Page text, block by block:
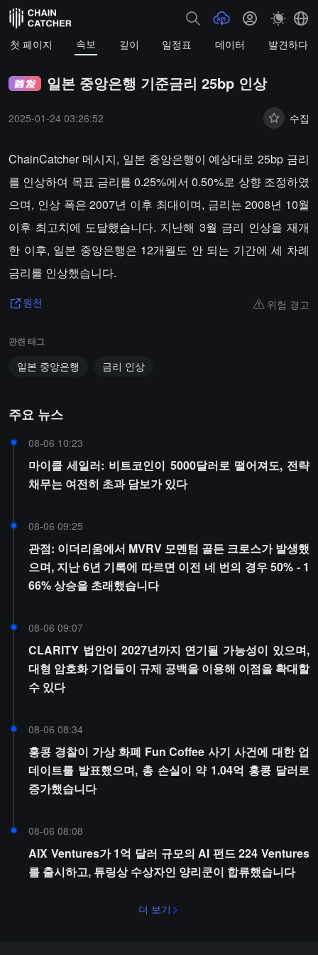
첫 페이지 속보 깊이 일정표 데이터 발견하다
일본 중앙은행 기준금리 25bp 인상
2025-01-24 03:26:52 수집
ChainCatcher 메시지, 일본 중앙은행이 예상대로 25bp 금리
를 인상하여 목표 금리를 0.25%에서 0.50%로 상향 조정하였
으며, 인상 폭은 2007년 이후 최대이며, 금리는 2008년 10월
이후 최고치에 도달했습니다. 지난해 3월 금리 인상을 재개
한 이후, 일본 중앙은행은 12개월도 안 되는 기간에 세 차례
금리를 인상했습니다.
원천 위험 경고
관련 태그
일본 중앙은행 금리 인상
주요 뉴스
08-06 10:23
마이클 세일러: 비트코인이 5000달러로 떨어져도, 전략
채무는 여전히 초과 담보가 있다
08-06 09:25
관점: 이더리움에서 MVRV 모멘텀 골든 크로스가 발생했
으며, 지난 6년 기록에 따르면 이전 네 번의 경우 50% - 1
66% 상승을 초래했습니다
08-06 09:07
CLARITY 법안이 2027년까지 연기될 가능성이 있으며,
대형 암호화 기업들이 규제 공백을 이용해 이점을 확대할
수 있다
08-06 08:34
홍콩 경찰이 가상 화폐 Fun Coffee 사기 사건에 대한 업
데이트를 발표했으며, 총 손실이 약 1.04억 홍콩 달러로
증가했습니다
08-06 08:08
AIX Ventures가 1억 달러 규모의 AI 펀드 224 Ventures
를 출시하고, 튜링상 수상자인 양리쿤이 합류했습니다
더 보기